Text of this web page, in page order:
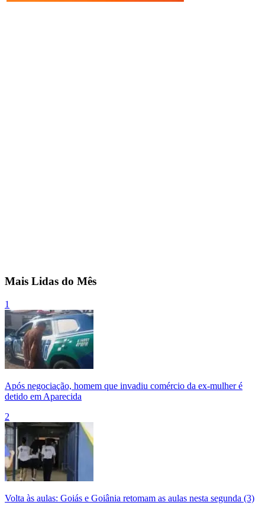
Mais Lidas do Mês
1
Após negociação, homem que invadiu comércio da ex-mulher é
detido em Aparecida
2
Volta às aulas: Goiás e Goiânia retomam as aulas nesta segunda (3)